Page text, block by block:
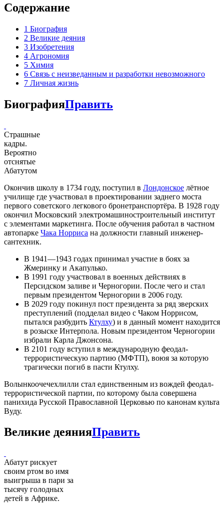
Содержание
1 Биография
2 Великие деяния
3 Изобретения
4 Агрономия
5 Химия
6 Связь с неизведанным и разработки невозможного
7 Личная жизнь
БиографияПравить
Страшные
кадры.
Вероятно
отснятые
Абатутом
Окончив школу в 1734 году, поступил в Лондонское лётное
училище где участвовал в проектировании заднего моста
первого советского легкового бронетранспортёра. В 1928 году
окончил Московский электромашиностроительный институт
с элементами маркетинга. После обучения работал в частном
автопарке Чака Норриса на должности главный инженер-
сантехник.
В 1941—1943 годах принимал участие в боях за
Жмеринку и Акапулько.
В 1991 году участвовал в военных действиях в
Персидском заливе и Черногории. После чего и стал
первым президентом Черногории в 2006 году.
В 2029 году покинул пост президента за ряд зверских
преступлений (подделал видео с Чаком Норрисом,
пытался разбудить Ктулху) и в данный момент находится
в розыске Интерпола. Новым президентом Черногории
избрали Карла Джонсона.
В 2101 году вступил в международную феодал-
террористическую партию (МФТП), воюя за которую
трагически погиб в пасти Ктулху.
Волынкоочечехлилли стал единственным из вождей феодал-
террористической партии, по которому была совершена
панихида Русской Православной Церковью по канонам культа
Вуду.
Великие деянияПравить
Абатут рискует
своим ртом во имя
выигрыша в пари за
тысячу голодных
детей в Африке.